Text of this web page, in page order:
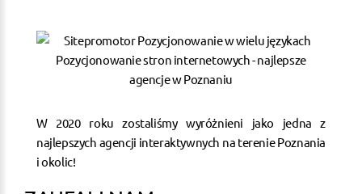
W 2020 roku zostaliśmy wyróżnieni jako jedna z
najlepszych agencji interaktywnych na terenie Poznania
i okolic!